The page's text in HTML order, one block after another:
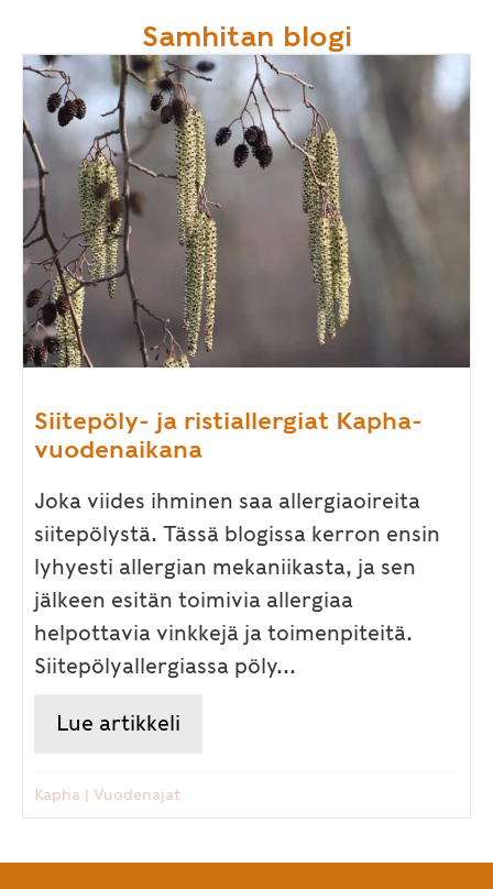
Samhitan blogi
Siitepöly- ja ristiallergiat Kapha-
vuodenaikana
Joka viides ihminen saa allergiaoireita
siitepölystä. Tässä blogissa kerron ensin
lyhyesti allergian mekaniikasta, ja sen
jälkeen esitän toimivia allergiaa
helpottavia vinkkejä ja toimenpiteitä.
Siitepölyallergiassa pöly...
Lue artikkeli
Kapha | Vuodenajat